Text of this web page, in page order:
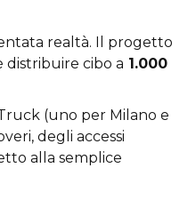
realtà. Il progetto
distribuire cibo a 1.000
(uno per Milano e
degli accessi
alla semplice